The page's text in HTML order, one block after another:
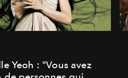
Yeoh : "Vous avez